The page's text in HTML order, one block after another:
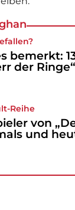
bemerkt:
der
Reihe
von
und